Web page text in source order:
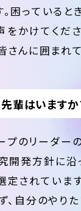
困っていると
をかけてくだ
んに囲まれて
輩はいますか
プのリーダー
開発方針に沿
定されていま
、自分のやり